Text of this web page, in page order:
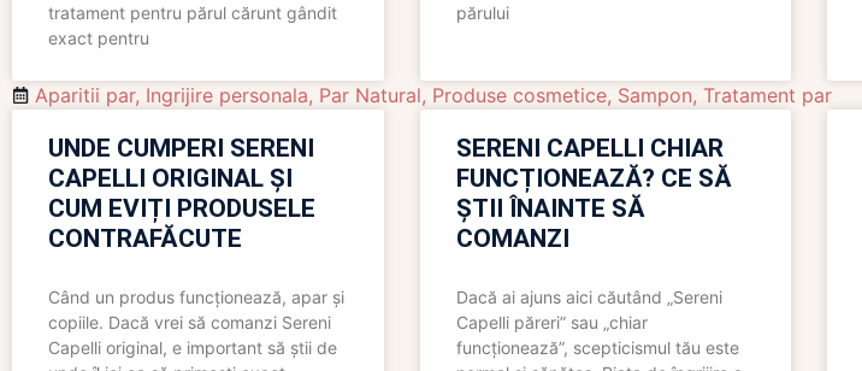
tratament pentru părul cărunt gândit
exact pentru
părului
Aparitii par, Ingrijire personala, Par Natural, Produse cosmetice, Sampon, Tratament par
UNDE CUMPERI SERENI
CAPELLI ORIGINAL ȘI
CUM EVIȚI PRODUSELE
CONTRAFĂCUTE
Când un produs funcționează, apar și
copiile. Dacă vrei să comanzi Sereni
Capelli original, e important să știi de
SERENI CAPELLI CHIAR
FUNCȚIONEAZĂ? CE SĂ
ȘTII ÎNAINTE SĂ
COMANZI
Dacă ai ajuns aici căutând „Sereni
Capelli păreri” sau „chiar
funcționează”, scepticismul tău este